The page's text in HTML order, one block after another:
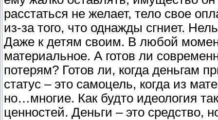
расстаться не желает, тело свое
из-за того, что однажды сгниет.
Даже к детям своим. В любой
материальное. А готов ли
потерям? Готов ли, когда деньгам
статус – это самоцель, когда из
но…многие. Как будто идеология
ценностей. Деньги – это средство,